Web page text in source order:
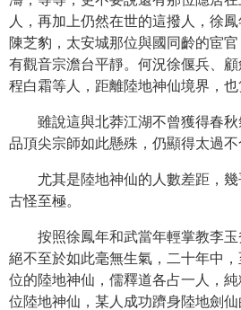
人，再加上仍然在世的這撥人，徐
陳芝豹，太安城那位與國同齡的宦
有觀音宗澹台平靜。何況徐偃兵、
程白霜等人，距離陸地神仙境界，也
雖說這與北莽江湖不曾獲得春
品頂尖宗師如此懸殊，仍顯得太過不
尤其是陸地神仙的人數差距，
古怪至極。
按照徐鳳年和武當年輕掌教李玉
絕不至於如此毫無生氣，二十年中
位的陸地神仙，儒釋道各占一人，
位陸地神仙，某人成功躋身陸地劍